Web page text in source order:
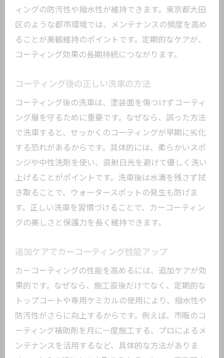
ィングの防汚性や撥水性が維持できます。東京都大田
区のような都市環境では、メンテナンスの頻度を高め
ることが美観維持のポイントです。定期的なケアが、
コーティング効果の長期持続につながります。
コーティング後の正しい洗車の方法
コーティング後の洗車は、塗装面を傷つけずコーティ
ング層を守るために重要です。なぜなら、誤った方法
で洗車すると、せっかくのコーティングが早期に劣化
する恐れがあるからです。具体的には、柔らかいスポ
ンジや中性洗剤を使い、直射日光を避けて優しく洗い
上げることがポイントです。洗車後は水滴を残さず拭
き取ることで、ウォータースポットの発生も防げま
す。正しい洗車を習慣づけることで、カーコーティン
グの美しさと保護力を長く維持できます。
追加ケアでカーコーティング性能アップ
カーコーティングの性能を高めるには、追加ケアが効
果的です。なぜなら、施工直後だけでなく、定期的な
トップコートや専用ケミカルの使用により、撥水性や
防汚性がさらに向上するからです。例えば、市販のコ
ーティング補助剤を月に一度施工する、プロによるメ
ンテナンスを活用するなど、具体的な方法がありま